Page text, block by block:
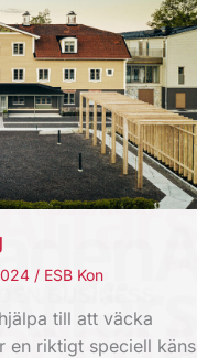
/ ESB Kon
till att väcka
en riktigt speciell